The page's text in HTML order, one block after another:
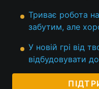
Тема оформлення
Триває робота
забутим, але
У новій грі від
відбудовувати